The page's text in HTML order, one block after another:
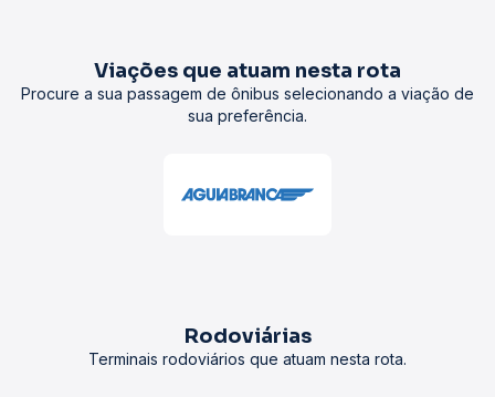
Viações que atuam nesta rota
Procure a sua passagem de ônibus selecionando a viação de
sua preferência.
Rodoviárias
Terminais rodoviários que atuam nesta rota.